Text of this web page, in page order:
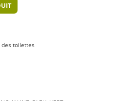
toilettes